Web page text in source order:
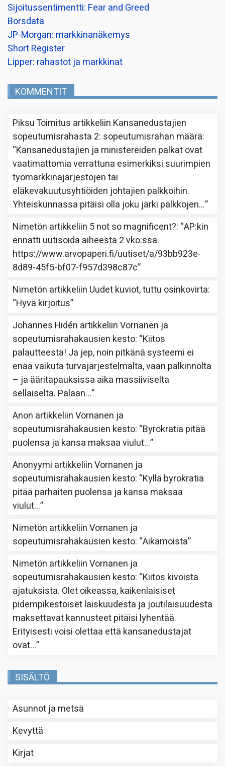
Sijoitussentimentti: Fear and Greed
Borsdata
JP-Morgan: markkinanäkemys
Short Register
Lipper: rahastot ja markkinat
KOMMENTIT
Piksu Toimitus artikkeliin Kansanedustajien
sopeutumisrahasta 2: sopeutumisrahan määrä:
“Kansanedustajien ja ministereiden palkat ovat
vaatimattomia verrattuna esimerkiksi suurimpien
työmarkkinajärjestöjen tai
eläkevakuutusyhtiöiden johtajien palkkoihin.
Yhteiskunnassa pitäisi olla joku järki palkkojen…”
Nimetön artikkeliin 5 not so magnificent?: “AP:kin
ennätti uutisoida aiheesta 2 vko:ssa.
https://www.arvopaperi.fi/uutiset/a/93bb923e-
8d89-45f5-bf07-f957d398c87c”
Nimetön artikkeliin Uudet kuviot, tuttu osinkovirta:
“Hyvä kirjoitus”
Johannes Hidén artikkeliinVornanen ja
sopeutumisrahakausien kesto: “Kiitos
palautteesta! Ja jep, noin pitkänä systeemi ei
enää vaikuta turvajärjestelmältä, vaan palkinnolta
– ja ääritapauksissa aika massiiviselta
sellaiselta. Palaan…”
Anon artikkeliinVornanen ja
sopeutumisrahakausien kesto: “Byrokratia pitää
puolensa ja kansa maksaa viulut…”
Anonyymi artikkeliinVornanen ja
sopeutumisrahakausien kesto: “Kyllä byrokratia
pitää parhaiten puolensa ja kansa maksaa
viulut…”
Nimetön artikkeliinVornanen ja
sopeutumisrahakausien kesto: “Aikamoista”
Nimetön artikkeliinVornanen ja
sopeutumisrahakausien kesto: “Kiitos kivoista
ajatuksista. Olet oikeassa, kaikenlaisiset
pidempikestoiset laiskuudesta ja joutilaisuudesta
maksettavat kannusteet pitäisi lyhentää.
Erityisesti voisi olettaa että kansanedustajat
ovat…”
SISÄLTÖ
Asunnot ja metsä
Kevyttä
Kirjat